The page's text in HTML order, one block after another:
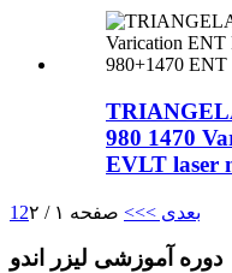
980 1470
EVLT laser
1 2 بعدی >>> صفحه ۱ / ۲
دوره آموزشی لیزر اندو